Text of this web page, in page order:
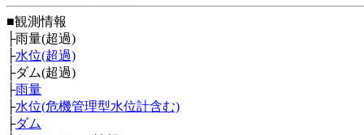
■観測情報
├雨量(超過)
├水位(超過)
├ダム(超過)
├雨量
├水位(危機管理型水位計含む)
├ダム